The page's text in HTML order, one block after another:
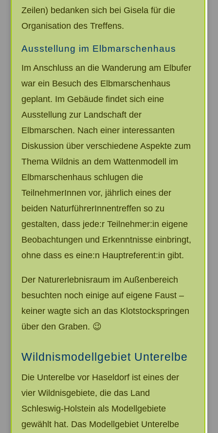
Zeilen) bedanken sich bei Gisela für die
Organisation des Treffens.
Ausstellung im Elbmarschenhaus
Im Anschluss an die Wanderung am Elbufer
war ein Besuch des Elbmarschenhaus
geplant. Im Gebäude findet sich eine
Ausstellung zur Landschaft der
Elbmarschen. Nach einer interessanten
Diskussion über verschiedene Aspekte zum
Thema Wildnis an dem Wattenmodell im
Elbmarschenhaus schlugen die
TeilnehmerInnen vor, jährlich eines der
beiden NaturführerInnentreffen so zu
gestalten, dass jede:r Teilnehmer:in eigene
Beobachtungen und Erkenntnisse einbringt,
ohne dass es eine:n Hauptreferent:in gibt.
Der Naturerlebnisraum im Außenbereich
besuchten noch einige auf eigene Faust –
keiner wagte sich an das Klotstockspringen
über den Graben. 😉
Wildnismodellgebiet Unterelbe
Die Unterelbe vor Haseldorf ist eines der
vier Wildnisgebiete, die das Land
Schleswig-Holstein als Modellgebiete
gewählt hat. Das Modellgebiet Unterelbe